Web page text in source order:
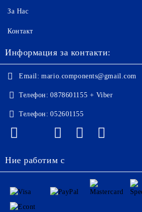
За Нас
Контакт
Информация за контакти:
Email: mario.components@gmail.com
Телефон: 0878601155 + Viber
Телефон: 052601155
Ние работим с